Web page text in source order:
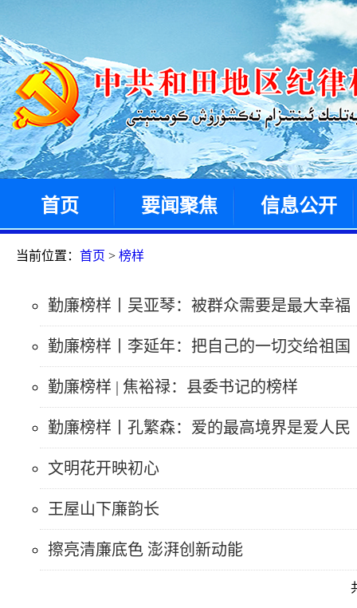
首页 要闻聚焦 信息公开
当前位置： 首页 > 榜样
勤廉榜样丨吴亚琴：被群众需要是最大幸福
勤廉榜样丨李延年：把自己的一切交给祖国
勤廉榜样 | 焦裕禄：县委书记的榜样
勤廉榜样丨孔繁森：爱的最高境界是爱人民
文明花开映初心
王屋山下廉韵长
擦亮清廉底色 澎湃创新动能